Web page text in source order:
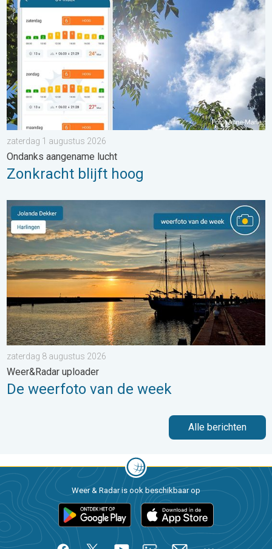
zaterdag 1 augustus 2026
Ondanks aangename lucht
Zonkracht blijft hoog
De weerfoto van de week. Weer&Radar uploader. . . zaterdag
zaterdag 8 augustus 2026
Weer&Radar uploader
De weerfoto van de week
Alle berichten
Weer & Radar is ook beschikbaar op